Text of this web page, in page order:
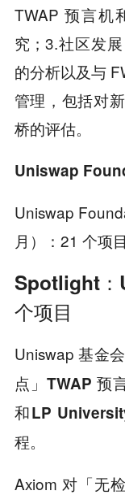
TWAP 预言机
究；3.社区发
的分析以及与
管理，包括对
桥的评估。
Uniswap
Uniswap
月）： 21 个项目
Spotlight：
个项目
Uniswap 基金
点」TWAP 预
和LP
程。
Axiom 对 「无